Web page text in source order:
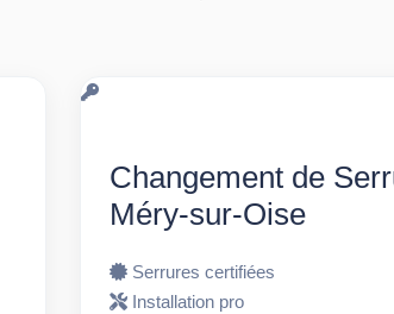
Changement de
Méry-sur-Oise
Serrures certifiées
Installation pro